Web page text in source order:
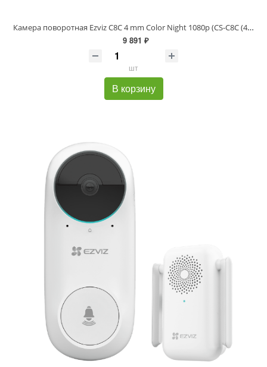
Камера поворотная Ezviz C8C 4 mm Color Night 1080p (CS-C8C (4mm))
9 891 ₽
шт
В корзину